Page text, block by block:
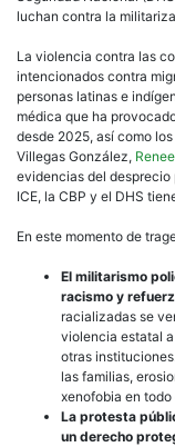
luchan contra la
La violencia contra las
intencionados contra
personas latinas e
médica que ha
desde 2025, así como
Villegas González,
evidencias del desprecio
ICE, la CBP y el DHS
En este momento de
El militarismo
racismo y
racializadas se
violencia estatal
otras
las familias,
xenofobia en todo
La protesta
un derecho